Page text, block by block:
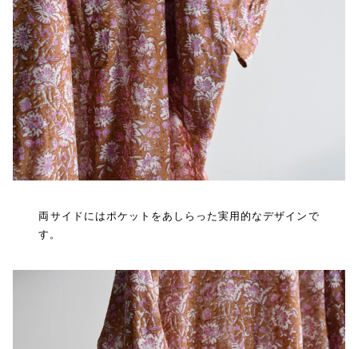
両サイドにはポケットをあしらった実用的なデザインで
す。